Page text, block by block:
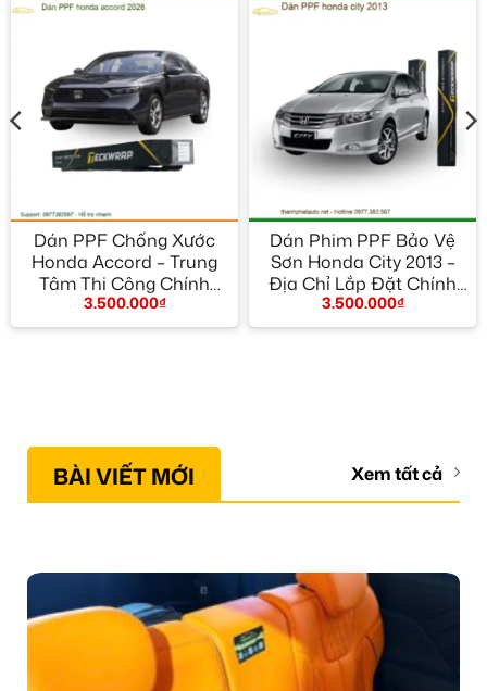
Dán PPF Chống Xước
Honda Accord – Trung
Tâm Thi Công Chính
Hãng Giá Tốt TPHCM
3.500.000₫
Dán Phim PPF Bảo Vệ
Sơn Honda City 2013 –
Địa Chỉ Lắp Đặt Chính
Hãng TPHCM
3.500.000₫
BÀI VIẾT MỚI Xem tất cả